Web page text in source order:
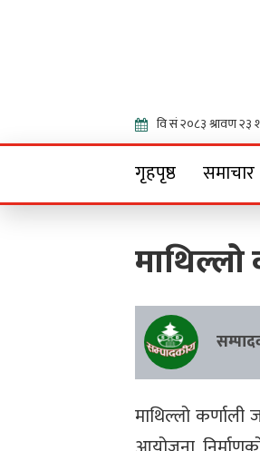
गृहपृष्ठ समाचार
माथिल्लो